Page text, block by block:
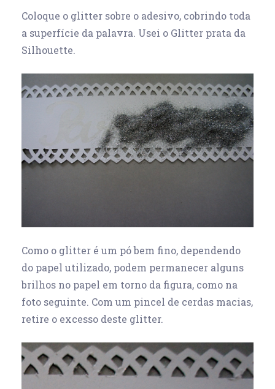
Coloque o glitter sobre o adesivo, cobrindo toda
a superfície da palavra. Usei o Glitter prata da
Silhouette.
Como o glitter é um pó bem fino, dependendo
do papel utilizado, podem permanecer alguns
brilhos no papel em torno da figura, como na
foto seguinte. Com um pincel de cerdas macias,
retire o excesso deste glitter.